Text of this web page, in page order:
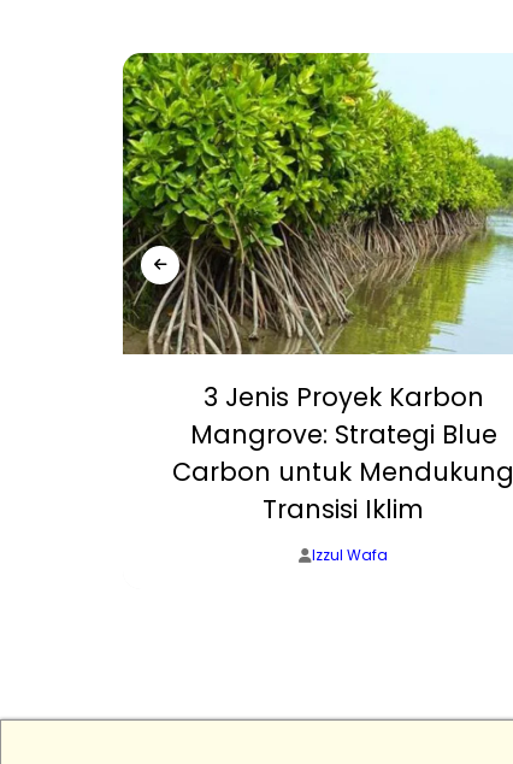
3 Jenis Proyek Karbon
Mangrove: Strategi Blue
Carbon untuk Mendukung
Transisi Iklim
Izzul Wafa